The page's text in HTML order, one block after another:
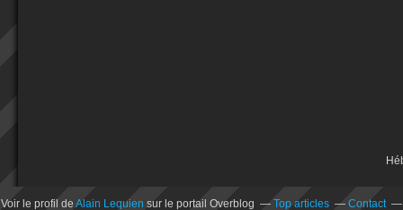
Voir le profil de Alain Lequien sur le portail Overblog Top articles Contact